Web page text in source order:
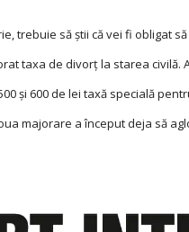
trebuie să știi că vei fi obligat
taxa de divorț la starea civilă.
și 600 de lei taxă specială
majorare a început deja să